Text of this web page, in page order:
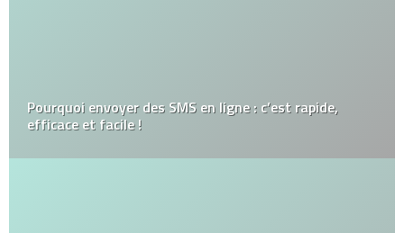
La personnalisation est la clé d’un cadeau d’entreprise
efficace